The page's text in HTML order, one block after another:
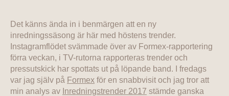
Det känns ända in i benmärgen att en ny
inredningssäsong är här med höstens trender.
Instagramflödet svämmade över av Formex-rapportering
förra veckan, i TV-rutorna rapporteras trender och
pressutskick har spottats ut på löpande band. I fredags
var jag själv på Formex för en snabbvisit och jag tror att
min analys av Inredningstrender 2017 stämde ganska